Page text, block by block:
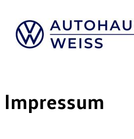
Inhalt
springen
Impressum